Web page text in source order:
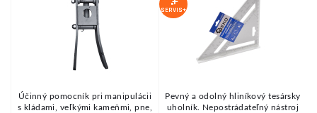
Účinný pomocník pri manipulácii
s kládami, veľkými kameňmi, pne,
SERVIS+
Pevný a odolný hliníkový tesársky
uholník. Nepostrádateľný nástroj